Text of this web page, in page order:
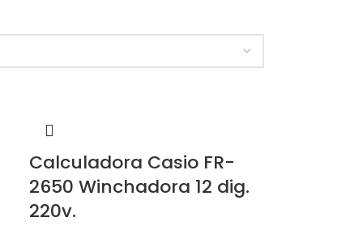
Calculadora Casio FR-
2650 Winchadora 12 dig.
220v.